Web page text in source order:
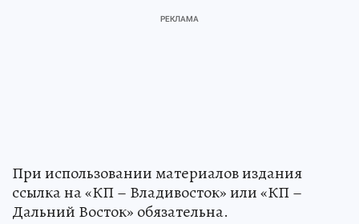
При использовании материалов издания
ссылка на «КП – Владивосток» или «КП –
Дальний Восток» обязательна.